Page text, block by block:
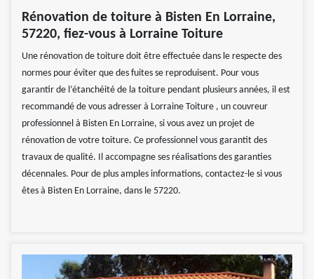
Rénovation de toiture à Bisten En Lorraine,
57220, fiez-vous à Lorraine Toiture
Une rénovation de toiture doit être effectuée dans le respecte des
normes pour éviter que des fuites se reproduisent. Pour vous
garantir de l’étanchéité de la toiture pendant plusieurs années, il est
recommandé de vous adresser à Lorraine Toiture , un couvreur
professionnel à Bisten En Lorraine, si vous avez un projet de
rénovation de votre toiture. Ce professionnel vous garantit des
travaux de qualité. Il accompagne ses réalisations des garanties
décennales. Pour de plus amples informations, contactez-le si vous
êtes à Bisten En Lorraine, dans le 57220.